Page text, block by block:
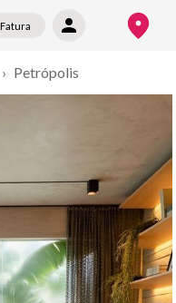
Fatura
› Petrópolis